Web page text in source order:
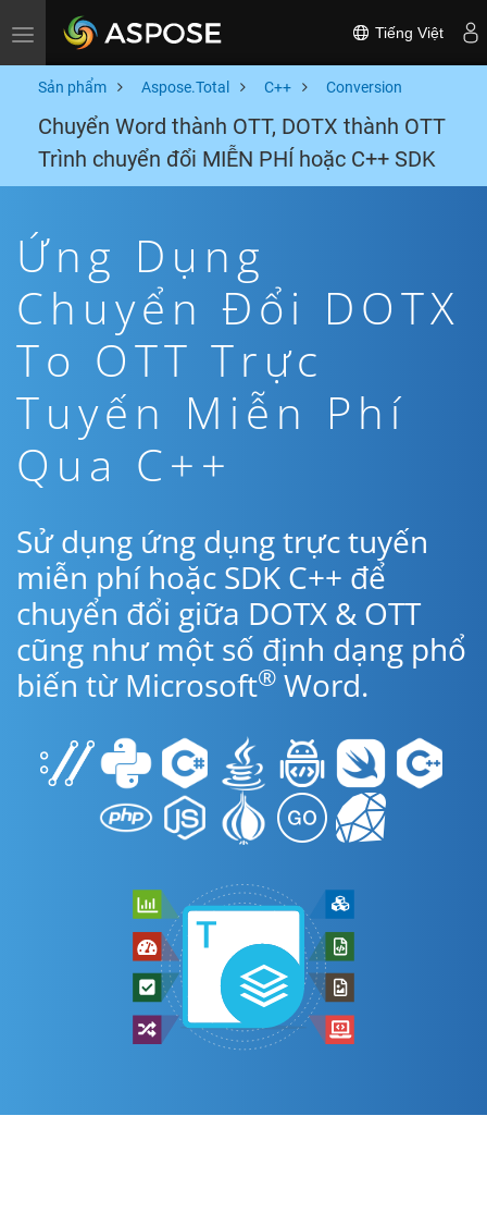
Toggle navigation Tiếng Việt
Sản phẩm Aspose.Total C++ Conversion
Chuyển Word thành OTT, DOTX thành OTT
Trình chuyển đổi MIỄN PHÍ hoặc C++ SDK
Ứng Dụng
Chuyển Đổi DOTX
To OTT Trực
Tuyến Miễn Phí
Qua C++
Sử dụng ứng dụng trực tuyến
miễn phí hoặc SDK C++ để
chuyển đổi giữa DOTX & OTT
cũng như một số định dạng phổ
biến từ Microsoft® Word.